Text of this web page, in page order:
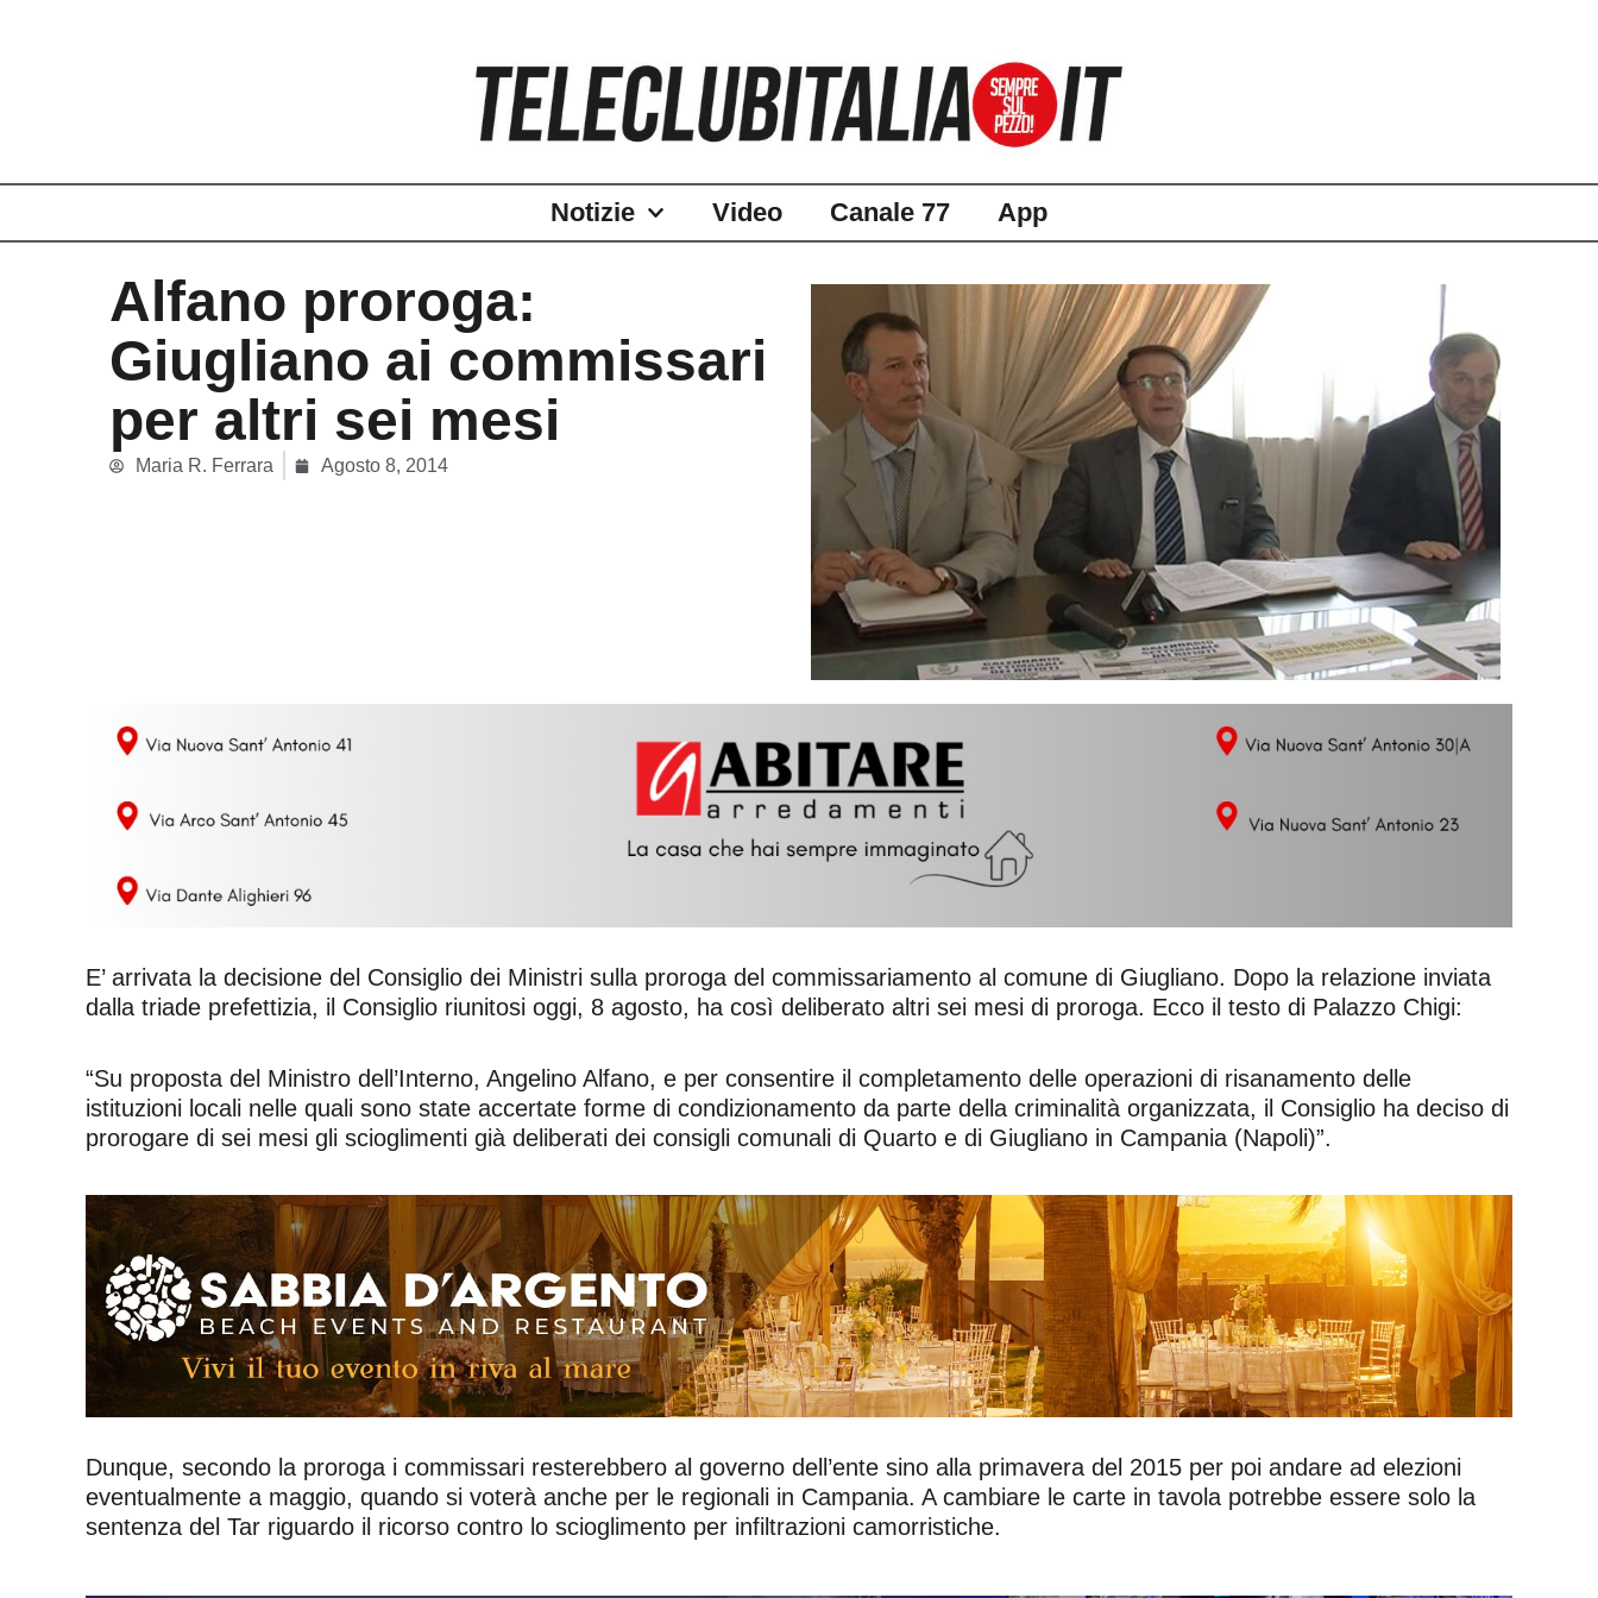
Notizie Video Canale 77 App
Alfano proroga:
Giugliano ai commissari
per altri sei mesi
Maria R. Ferrara Agosto 8, 2014
E’ arrivata la decisione del Consiglio dei Ministri sulla proroga del commissariamento al comune di Giugliano. Dopo la relazione inviata
dalla triade prefettizia, il Consiglio riunitosi oggi, 8 agosto, ha così deliberato altri sei mesi di proroga. Ecco il testo di Palazzo Chigi:
“Su proposta del Ministro dell’Interno, Angelino Alfano, e per consentire il completamento delle operazioni di risanamento delle
istituzioni locali nelle quali sono state accertate forme di condizionamento da parte della criminalità organizzata, il Consiglio ha deciso di
prorogare di sei mesi gli scioglimenti già deliberati dei consigli comunali di Quarto e di Giugliano in Campania (Napoli)”.
Dunque, secondo la proroga i commissari resterebbero al governo dell’ente sino alla primavera del 2015 per poi andare ad elezioni
eventualmente a maggio, quando si voterà anche per le regionali in Campania. A cambiare le carte in tavola potrebbe essere solo la
sentenza del Tar riguardo il ricorso contro lo scioglimento per infiltrazioni camorristiche.